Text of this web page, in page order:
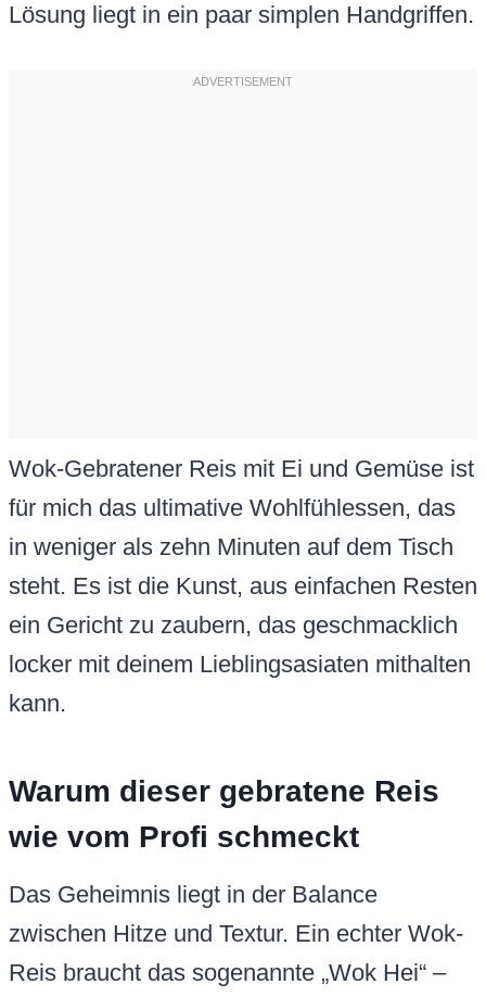
Lösung liegt in ein paar simplen Handgriffen.
Wok-Gebratener Reis mit Ei und Gemüse ist
für mich das ultimative Wohlfühlessen, das
in weniger als zehn Minuten auf dem Tisch
steht. Es ist die Kunst, aus einfachen Resten
ein Gericht zu zaubern, das geschmacklich
locker mit deinem Lieblingsasiaten mithalten
kann.
Warum dieser gebratene Reis
wie vom Profi schmeckt
Das Geheimnis liegt in der Balance
zwischen Hitze und Textur. Ein echter Wok-
Reis braucht das sogenannte „Wok Hei“ –